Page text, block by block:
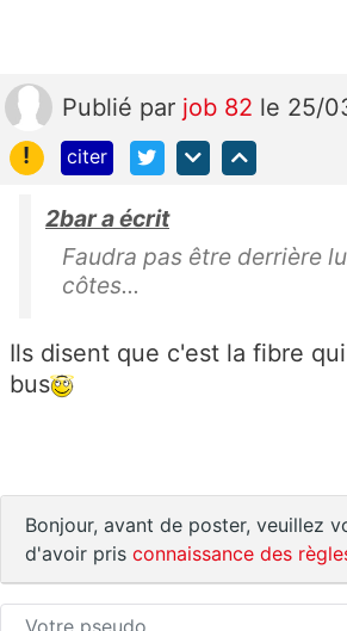
Publié par job 82 le 25/
!
citer
2bar a écrit
Faudra pas être derrière
côtes...
Ils disent que c'est la fibre
bus
Bonjour, avant de poster, veuillez
d'avoir pris connaissance des